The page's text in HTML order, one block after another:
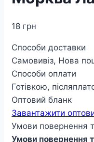
18 грн
Способи доставки
Самовивіз, Нова
Способи оплати
Готівкою,
Оптовий бланк
Завантажити
Умови повернення
Умови повернення